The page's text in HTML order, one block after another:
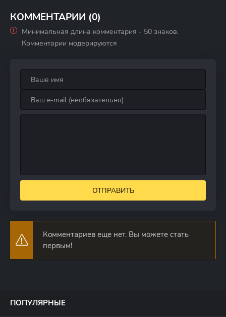
КОММЕНТАРИИ (0)
Минимальная длина комментария - 50 знаков.
Комментарии модерируются
ОТПРАВИТЬ
Комментариев еще нет. Вы можете стать
первым!
ПОПУЛЯРНЫЕ